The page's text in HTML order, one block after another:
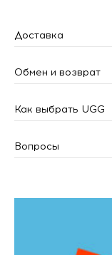
Доставка
Обмен и возврат
Как выбрать UGG
Вопросы